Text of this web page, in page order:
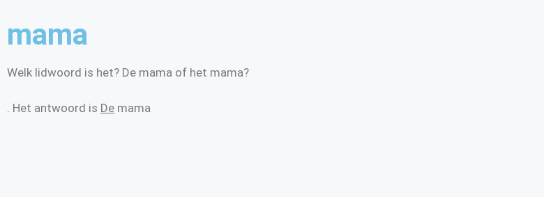
mama
Welk lidwoord is het? De mama of het mama?
. Het antwoord is De mama